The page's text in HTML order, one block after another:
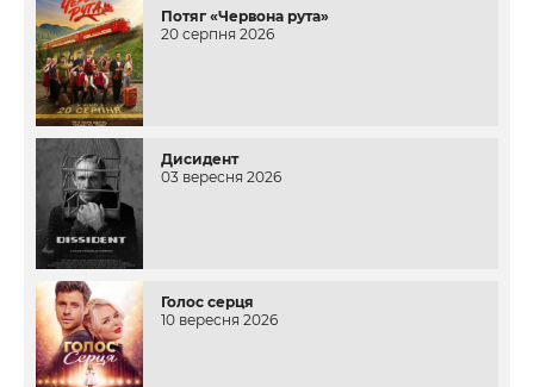
Потяг «Червона рута»
20 серпня 2026
Дисидент
03 вересня 2026
Голос серця
10 вересня 2026